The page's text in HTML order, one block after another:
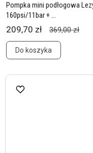
Pompka mini podłogowa
160psi/11bar + ...
209,70 zł 369,00 zł
Do koszyka